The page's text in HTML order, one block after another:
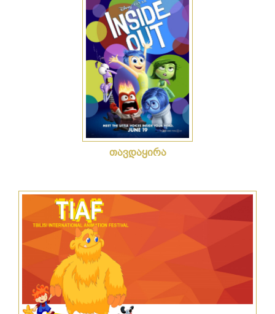
თავდაყირა